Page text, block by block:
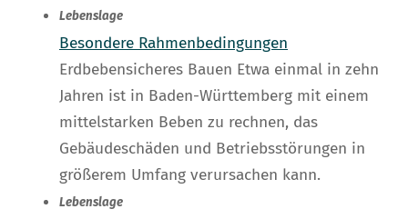
Lebenslage
Besondere Rahmenbedingungen
Erdbebensicheres Bauen Etwa einmal in zehn
Jahren ist in Baden-Württemberg mit einem
mittelstarken Beben zu rechnen, das
Gebäudeschäden und Betriebsstörungen in
größerem Umfang verursachen kann.
Lebenslage